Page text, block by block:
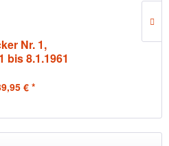
Nr. 1,
bis 8.1.1961
€ *